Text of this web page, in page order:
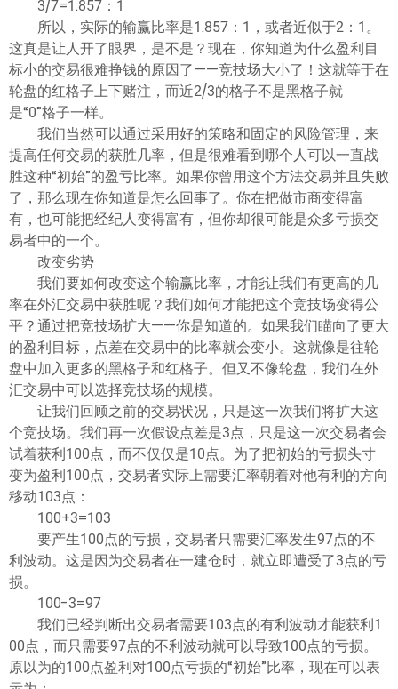
3/7=1.857：1
所以，实际的输赢比率是1.857：1，或者近似于2：1。
这真是让人开了眼界，是不是？现在，你知道为什么盈利目
标小的交易很难挣钱的原因了——竞技场大小了！这就等于在
轮盘的红格子上下赌注，而近2/3的格子不是黑格子就
是“0”格子一样。
我们当然可以通过采用好的策略和固定的风险管理，来
提高任何交易的获胜几率，但是很难看到哪个人可以一直战
胜这种“初始”的盈亏比率。如果你曾用这个方法交易并且失败
了，那么现在你知道是怎么回事了。你在把做市商变得富
有，也可能把经纪人变得富有，但你却很可能是众多亏损交
易者中的一个。
改变劣势
我们要如何改变这个输赢比率，才能让我们有更高的几
率在外汇交易中获胜呢？我们如何才能把这个竞技场变得公
平？通过把竞技场扩大——你是知道的。如果我们瞄向了更大
的盈利目标，点差在交易中的比率就会变小。这就像是往轮
盘中加入更多的黑格子和红格子。但又不像轮盘，我们在外
汇交易中可以选择竞技场的规模。
让我们回顾之前的交易状况，只是这一次我们将扩大这
个竞技场。我们再一次假设点差是3点，只是这一次交易者会
试着获利100点，而不仅仅是10点。为了把初始的亏损头寸
变为盈利100点，交易者实际上需要汇率朝着对他有利的方向
移动103点：
100+3=103
要产生100点的亏损，交易者只需要汇率发生97点的不
利波动。这是因为交易者在一建仓时，就立即遭受了3点的亏
损。
100-3=97
我们已经判断出交易者需要103点的有利波动才能获利1
00点，而只需要97点的不利波动就可以导致100点的亏损。
原以为的100点盈利对100点亏损的“初始”比率，现在可以表